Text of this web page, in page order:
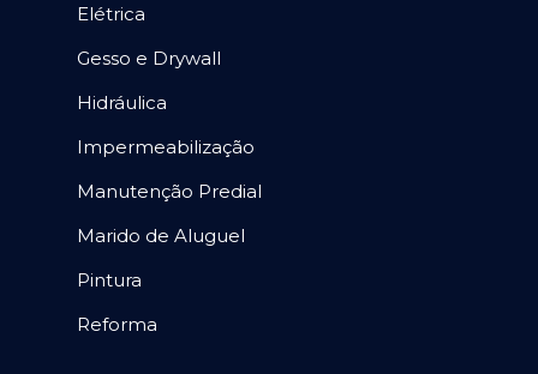
Elétrica
Gesso e Drywall
Hidráulica
Impermeabilização
Manutenção Predial
Marido de Aluguel
Pintura
Reforma